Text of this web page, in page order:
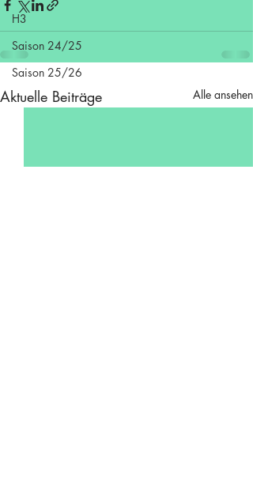
H3
Saison 24/25
Saison 25/26
Aktuelle Beiträge Alle ansehen